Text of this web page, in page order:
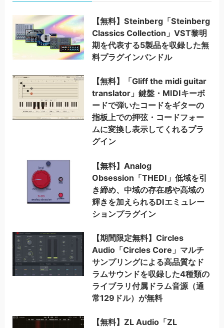
【無料】Steinberg「Steinberg
Classics Collection」VST黎明
期を代表する5製品を収録した無
料プラグインバンドル
【無料】「Gliff the midi guitar
translator」鍵盤・MIDIキーボ
ードで弾いたコードをギターの
指板上での押弦・コードフォー
ムに変換し表示してくれるプラ
グイン
【無料】Analog
Obsession「THEDI」低域を引
き締め、中域の存在感や高域の
輝きを加えられるDIエミュレー
ションプラグイン
【期間限定無料】Circles
Audio「Circles Core」マルチ
サンプリングによる高品質なド
ラムサウンドを収録した4種類の
ライブラリ付属ドラム音源（通
常129ドル）が無料
【無料】ZL Audio「ZL